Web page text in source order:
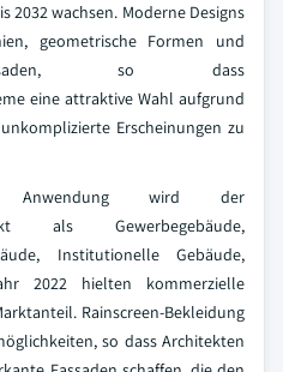
2032 wachsen. Moderne Designs
geometrische Formen und
so dass
eine attraktive Wahl aufgrund
Erscheinungen zu
wird der
als Gewerbegebäude,
Institutionelle Gebäude,
2022 hielten kommerzielle
Rainscreen-Bekleidung
so dass Architekten